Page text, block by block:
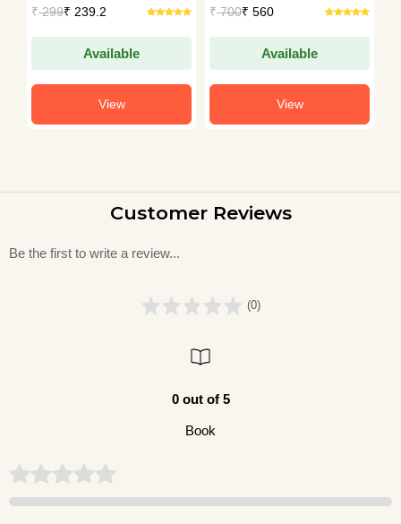
₹299₹ 239.2
Available
View
Spiritual Hanuman
Katha Book in Hindi
₹700₹ 560
Available
View
Customer Reviews
Be the first to write a review...
(0)
0 out of 5
Book